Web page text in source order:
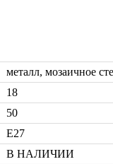
металл, мозаичное
18
50
Е27
В НАЛИЧИИ